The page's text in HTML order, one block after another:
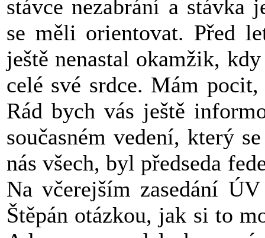
stávce nezabrání a stávka
se měli orientovat. Před
ještě nenastal okamžik,
celé své srdce. Mám
Rád bych vás ještě
současném vedení, který
nás všech, byl předseda
Na včerejším zasedání
Štěpán otázkou, jak si to